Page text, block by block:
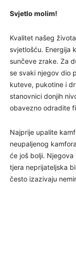
Svjetlo molim!
Kvalitet našeg
svjetlošću. Energija
sunčeve zrake. Za
se svaki njegov dio
kuteve, pukotine i
stanovnici donjih
obavezno odradite
Najprije upalite
neupaljenog
će još bolji.
tjera neprijateljska
često izazivaju